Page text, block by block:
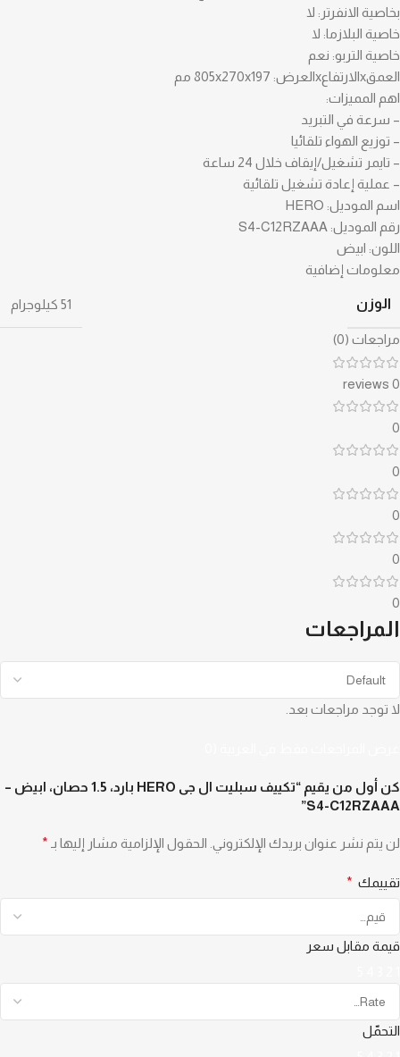
بخاصية الانفرتر: لا
خاصية البلازما: لا
خاصية التربو: نعم
العمقxالارتفاعxالعرض: 805x270x197 مم
اهم المميزات:
– سرعة في التبريد
– توزيع الهواء تلقائيا
– تايمر تشغيل/إيقاف خلال 24 ساعة
– عملية إعادة تشغيل تلقائية
اسم الموديل: HERO
رقم الموديل: S4-C12RZAAA
اللون: ابيض
معلومات إضافية
الوزن 51 كيلوجرام
مراجعات (0)
0 reviews
0
0
0
0
0
المراجعات
لا توجد مراجعات بعد.
كن أول من يقيم “تكييف سبليت ال جى HERO بارد، 1.5 حصان، ابيض –
S4-C12RZAAA”
لن يتم نشر عنوان بريدك الإلكتروني. الحقول الإلزامية مشار إليها بـ *
تقييمك *
قيمة مقابل سعر
التحمّل